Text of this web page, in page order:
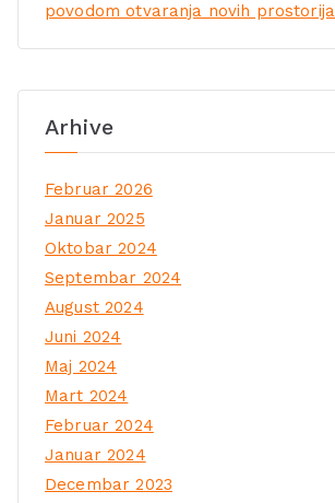
povodom otvaranja novih prostorija
Arhive
Februar 2026
Januar 2025
Oktobar 2024
Septembar 2024
August 2024
Juni 2024
Maj 2024
Mart 2024
Februar 2024
Januar 2024
Decembar 2023